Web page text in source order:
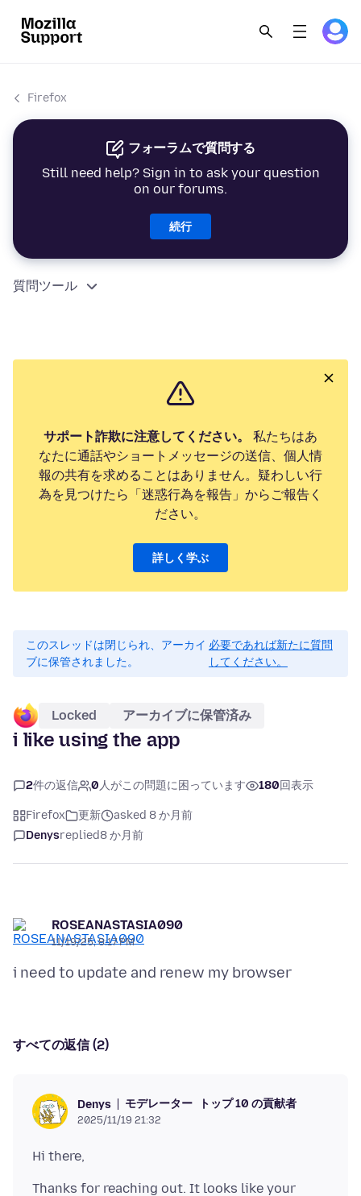
Firefox
フォーラムで質問する
Still need help? Sign in to ask your question
on our forums.
続行
質問ツール
サポート詐欺に注意してください。
私たちはあ
なたに通話やショートメッセージの送信、個人情
報の共有を求めることはありません。疑わしい行
為を見つけたら「迷惑行為を報告」からご報告く
ださい。
詳しく学ぶ
このスレッドは閉じられ、アーカイ
ブに保管されました。
必要であれば新たに質問
してください。
Locked アーカイブに保管済み
i like using the app
2件の返信 0人がこの問題に困っています 180回表示
Firefox 更新
asked 8 か月前
Denysreplied8 か月前
ROSEANASTASIA090
11/19/25, 8:17 PM
すべての返信 (2)
Denys モデレーター トップ 10 の貢献者
2025/11/19 21:32
Thanks for reaching out. It looks like your